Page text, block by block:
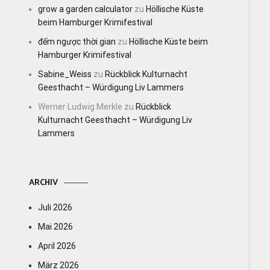
grow a garden calculator zu Höllische Küste
beim Hamburger Krimifestival
đếm ngược thời gian zu Höllische Küste beim
Hamburger Krimifestival
Sabine_Weiss zu Rückblick Kulturnacht
Geesthacht – Würdigung Liv Lammers
Werner Ludwig Merkle zu Rückblick
Kulturnacht Geesthacht – Würdigung Liv
Lammers
ARCHIV
Juli 2026
Mai 2026
April 2026
März 2026